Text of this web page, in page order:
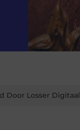
Door Losser Digitaal